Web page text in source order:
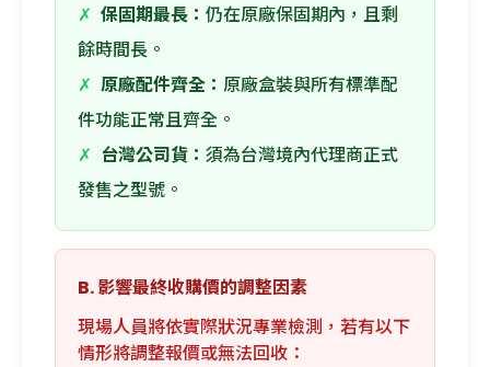
✗ 保固期最長： 仍在原廠保固期內，且剩
餘時間長。
✗ 原廠配件齊全： 原廠盒裝與所有標準配
件功能正常且齊全。
✗ 台灣公司貨： 須為台灣境內代理商正式
發售之型號。
B. 影響最終收購價的調整因素
現場人員將依實際狀況專業檢測，若有以下
情形將調整報價或無法回收：